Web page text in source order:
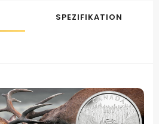
SPEZIFIKATION